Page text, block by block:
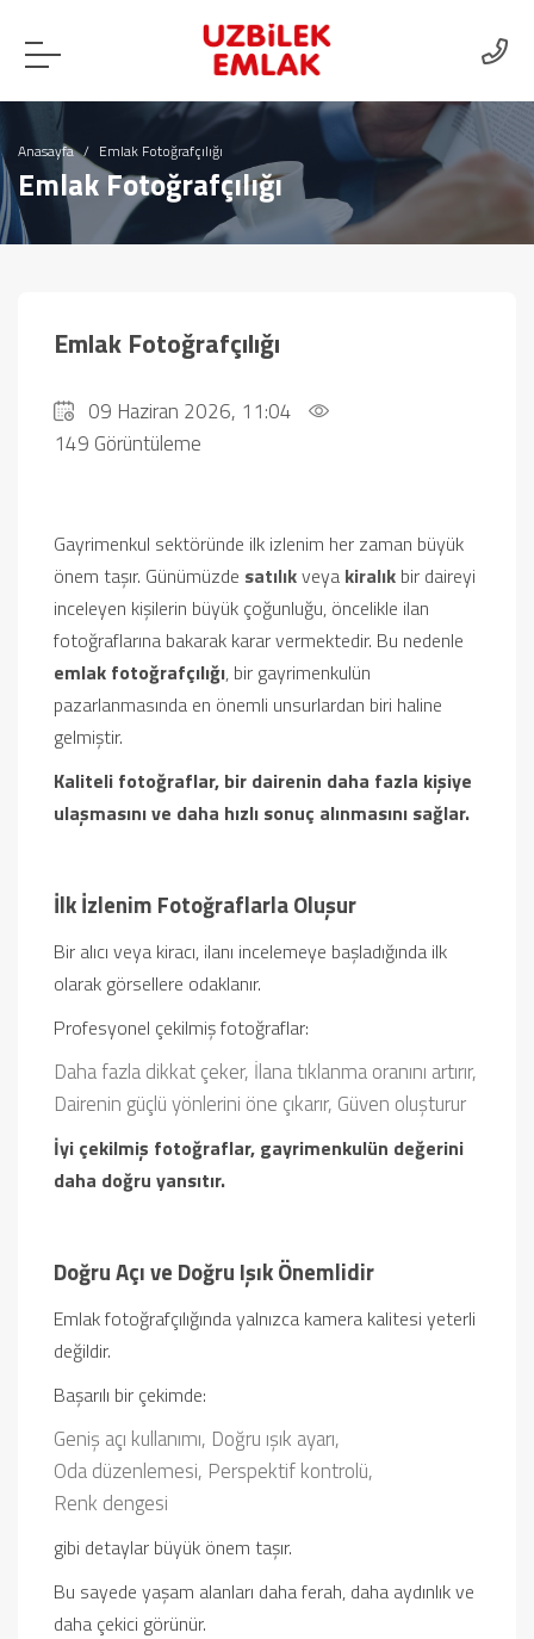
Anasayfa Emlak Fotoğrafçılığı
Emlak Fotoğrafçılığı
Emlak Fotoğrafçılığı
09 Haziran 2026, 11:04
149 Görüntüleme
Gayrimenkul sektöründe ilk izlenim her zaman büyük
önem taşır. Günümüzde satılıkveya kiralık bir daireyi
inceleyen kişilerin büyük çoğunluğu, öncelikle ilan
fotoğraflarına bakarak karar vermektedir. Bu nedenle
emlak fotoğrafçılığı, bir gayrimenkulün
pazarlanmasında en önemli unsurlardan biri haline
gelmiştir.
Kaliteli fotoğraflar, bir dairenin daha fazla kişiye
ulaşmasını ve daha hızlı sonuç alınmasını sağlar.
İlk İzlenim Fotoğraflarla Oluşur
Bir alıcı veya kiracı, ilanı incelemeye başladığında ilk
olarak görsellere odaklanır.
Profesyonel çekilmiş fotoğraflar:
Daha fazla dikkat çeker, İlana tıklanma oranını artırır,
Dairenin güçlü yönlerini öne çıkarır, Güven oluşturur
İyi çekilmiş fotoğraflar, gayrimenkulün değerini
daha doğru yansıtır.
Doğru Açı ve Doğru Işık Önemlidir
Emlak fotoğrafçılığında yalnızca kamera kalitesi yeterli
değildir.
Başarılı bir çekimde:
Geniş açı kullanımı, Doğru ışık ayarı,
Oda düzenlemesi, Perspektif kontrolü,
Renk dengesi
gibi detaylar büyük önem taşır.
Bu sayede yaşam alanları daha ferah, daha aydınlık ve
daha çekici görünür.